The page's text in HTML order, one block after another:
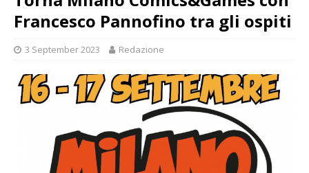
Francesco Pannofino tra gli ospiti
3 September 2023 Redazione